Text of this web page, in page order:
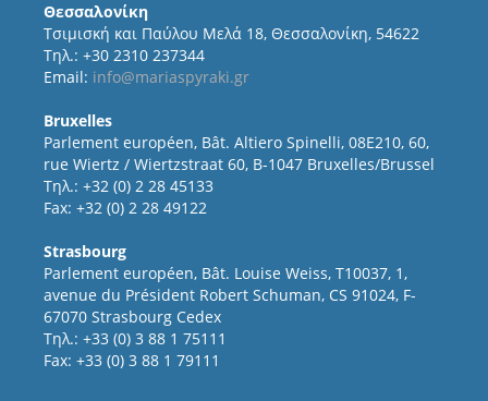
Θεσσαλονίκη
Τσιμισκή και Παύλου Μελά 18, Θεσσαλονίκη, 54622
Τηλ.: +30 2310 237344
Email: info@mariaspyraki.gr
Bruxelles
Parlement européen, Bât. Altiero Spinelli, 08E210, 60,
rue Wiertz / Wiertzstraat 60, B-1047 Bruxelles/Brussel
Τηλ.: +32 (0) 2 28 45133
Fax: +32 (0) 2 28 49122
Strasbourg
Parlement européen, Bât. Louise Weiss, T10037, 1,
avenue du Président Robert Schuman, CS 91024, F-
67070 Strasbourg Cedex
Τηλ.: +33 (0) 3 88 1 75111
Fax: +33 (0) 3 88 1 79111